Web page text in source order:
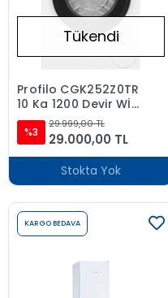
Tükendi
Profilo CGK252Z0TR
10 Kg 1200 Devir Wİ-
Fİ li Çamaşır
Makinesi
%3
29.999,00 TL
29.000,00 TL
Stokta Yok
KARGO BEDAVA